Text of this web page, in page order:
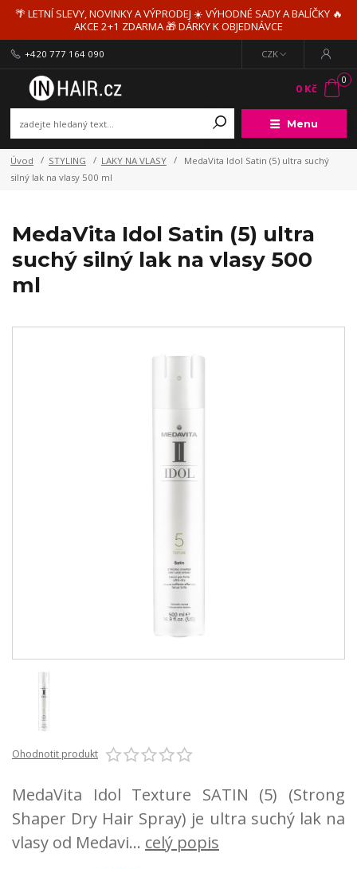
🌴 LETNÍ SLEVY, NOVINKY A VÝPRODEJ ☀️ VÝHODNÉ SADY A BALÍČKY 🔥
AKCE 2+1 ZDARMA 🎁 DÁRKY K OBJEDNÁVCE
Menu
CZK
+420 777 164 090
0
0 Kč
Úvod STYLING LAKY NA VLASY
MedaVita Idol Satin (5) ultra suchý
silný lak na vlasy 500 ml
MedaVita Idol Satin (5) ultra
suchý silný lak na vlasy 500
ml
Ohodnotit produkt
MedaVita Idol Texture SATIN (5) (Strong
Shaper Dry Hair Spray) je ultra suchý lak na
vlasy od Medavi... celý popis